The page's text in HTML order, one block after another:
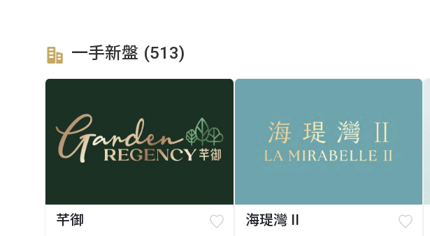
一手新盤 (513)
芊御 海瑅灣 II